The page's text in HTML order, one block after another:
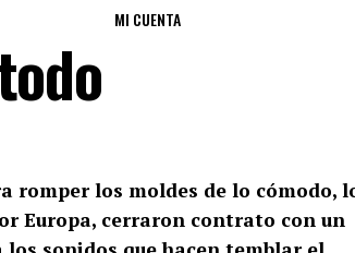
MI CUENTA
romper los moldes de lo cómodo,
Europa, cerraron contrato con un